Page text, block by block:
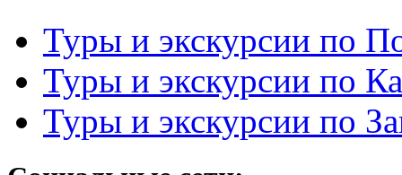
Туры и экскурсии по
Туры и экскурсии по
Туры и экскурсии по